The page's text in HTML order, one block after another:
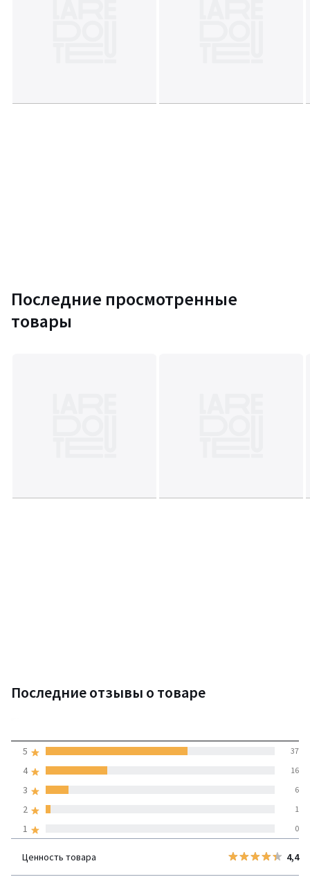
Последние просмотренные
товары
Последние отзывы о товаре
1 0
2 1
3 6
4 16
5 37
Ценность товара 4,4